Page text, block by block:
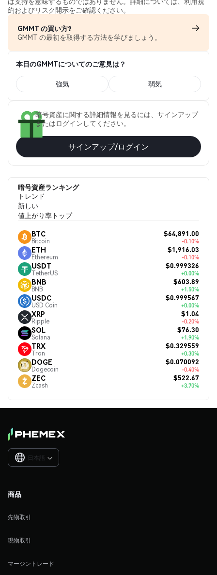
約およびリスク開示をご確認ください。
GMMT の買い方?
GMMT の最初を取得する方法を学びましょう。
本日のGMMTについてのご意見は？
強気 弱気
暗号資産に関する詳細情報を見るには、サインアップ
またはログインしてください。
サインアップ/ログイン
暗号資産ランキング
トレンド
新しい
値上がり率トップ
BTC
Bitcoin
$64,891.00
-0.10%
ETH
Ethereum
$1,916.03
-0.10%
USDT
TetherUS
$0.999326
+0.00%
BNB
BNB
$603.89
+1.50%
USDC
USD Coin
$0.999567
+0.00%
XRP
Ripple
$1.04
-0.20%
SOL
Solana
$76.30
+1.90%
TRX
Tron
$0.329559
+0.30%
DOGE
Dogecoin
$0.070092
-0.40%
ZEC
Zcash
$522.67
+3.70%
日本語 
商品
先物取引
現物取引
マージントレード